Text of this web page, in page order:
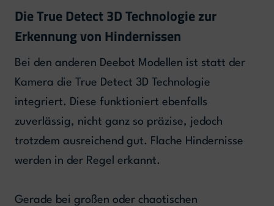
Die True Detect 3D Technologie zur
Erkennung von Hindernissen
Bei den anderen Deebot Modellen ist statt der
Kamera die True Detect 3D Technologie
integriert. Diese funktioniert ebenfalls
zuverlässig, nicht ganz so präzise, jedoch
trotzdem ausreichend gut. Flache Hindernisse
werden in der Regel erkannt.
Gerade bei großen oder chaotischen